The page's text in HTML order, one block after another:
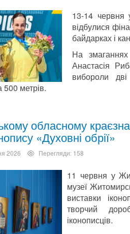
13-14 червня
відбулися
байдарках і
На змаганнях
Анастасія
вибороли
500 метрів.
обласному
«Духовні обрії»
2026 Перегляди: 158
11 червня у
музеї
виставки
творчий
іконописців.